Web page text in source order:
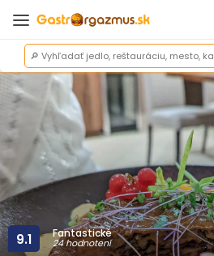
Fantastické
24 hodnotení
9.1